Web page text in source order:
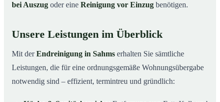
bei Auszug oder eine Reinigung vor Einzug benötigen.
Unsere Leistungen im Überblick
Mit derEndreinigung in Sahms erhalten Sie sämtliche
Leistungen, die für eine ordnungsgemäße Wohnungsübergabe
notwendig sind – effizient, termintreu und gründlich: